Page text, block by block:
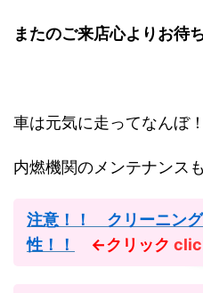
またのご来店心よりお待
車は元気に走ってなんぼ！
内燃機関のメンテナンス
注意！！ クリーニン
性！！
←クリック